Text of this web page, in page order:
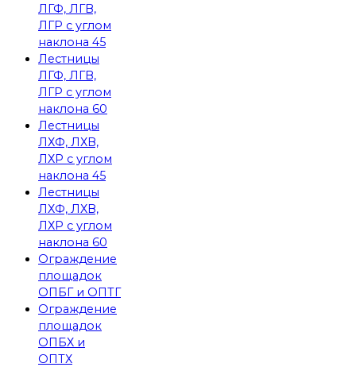
ЛГФ, ЛГВ,
ЛГР с углом
наклона 45
Лестницы
ЛГФ, ЛГВ,
ЛГР с углом
наклона 60
Лестницы
ЛХФ, ЛХВ,
ЛХР с углом
наклона 45
Лестницы
ЛХФ, ЛХВ,
ЛХР с углом
наклона 60
Ограждение
площадок
ОПБГ и ОПТГ
Ограждение
площадок
ОПБХ и
ОПТХ